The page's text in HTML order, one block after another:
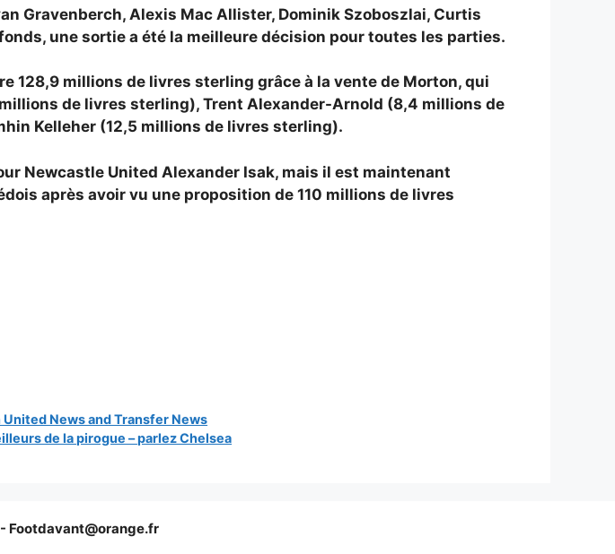
Gravenberch, Alexis Mac Allister, Dominik Szoboszlai, Curtis
une sortie a été la meilleure décision pour toutes les parties.
128,9 millions de livres sterling grâce à la vente de Morton, qui
de livres sterling), Trent Alexander-Arnold (8,4 millions de
Kelleher (12,5 millions de livres sterling).
Newcastle United Alexander Isak, mais il est maintenant
après avoir vu une proposition de 110 millions de livres
News and Transfer News
de la pirogue – parlez Chelsea
Footdavant@orange.fr